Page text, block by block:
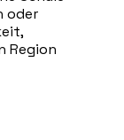
oder
Region